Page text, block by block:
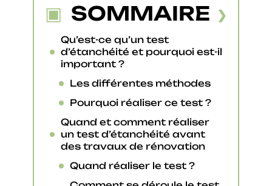
SOMMAIRE
Qu’est-ce qu’un test
d’étanchéité et pourquoi est-il
important ?
Les différentes méthodes
Pourquoi réaliser ce test ?
Quand et comment réaliser
un test d’étanchéité avant
des travaux de rénovation
Quand réaliser le test ?